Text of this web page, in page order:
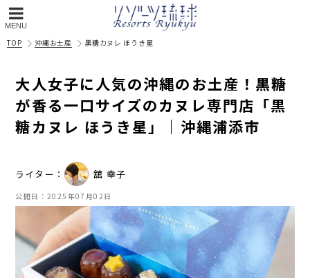
MENU
TOP 沖縄お土産 黒糖カヌレ ほうき星
大人女子に人気の沖縄のお土産！黒糖
が香る一口サイズのカヌレ専門店「黒
糖カヌレ ほうき星」｜沖縄浦添市
ライター： 舘 幸子
公開日：2025年07月02日